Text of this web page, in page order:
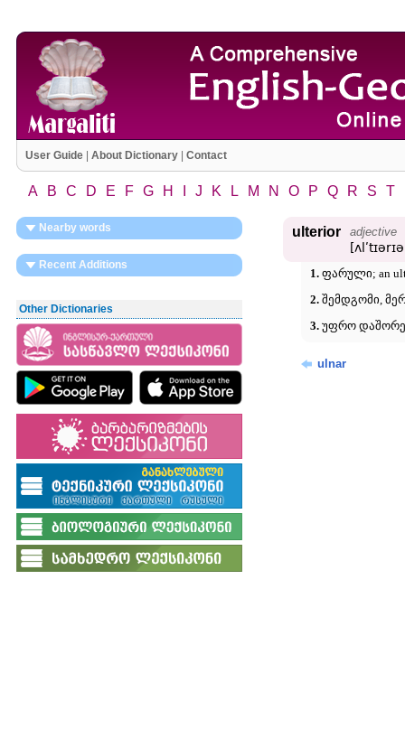
User Guide| About Dictionary| Contact
A B C D E F G H J K L M N O P Q R S T
Nearby words
Recent Additions
Other Dictionaries
ulterior adjective
1.ფარული; an
2.შემდგომი,
3.უფრო
ulnar